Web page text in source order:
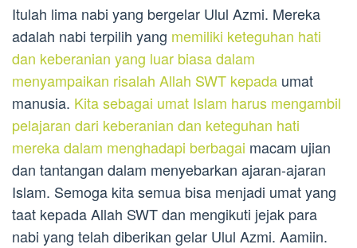
Itulah lima nabi yang bergelar Ulul Azmi. Mereka
adalah nabi terpilih yang memiliki keteguhan hati
dan keberanian yang luar biasa dalam
menyampaikan risalah Allah SWT kepada umat
manusia. Kita sebagai umat Islam harus mengambil
pelajaran dari keberanian dan keteguhan hati
mereka dalam menghadapi berbagai macam ujian
dan tantangan dalam menyebarkan ajaran-ajaran
Islam. Semoga kita semua bisa menjadi umat yang
taat kepada Allah SWT dan mengikuti jejak para
nabi yang telah diberikan gelar Ulul Azmi. Aamiin.